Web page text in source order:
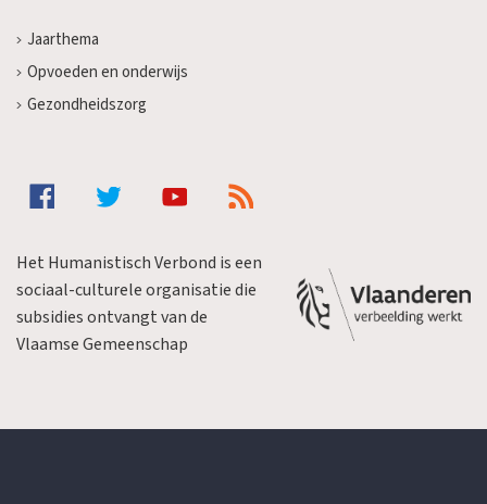
Jaarthema
Opvoeden en onderwijs
Gezondheidszorg
Het Humanistisch Verbond is een
sociaal-culturele organisatie die
subsidies ontvangt van de
Vlaamse Gemeenschap